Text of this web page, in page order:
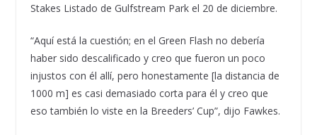
Stakes Listado de Gulfstream Park el 20 de diciembre.
“Aquí está la cuestión; en el Green Flash no debería
haber sido descalificado y creo que fueron un poco
injustos con él allí, pero honestamente [la distancia de
1000 m] es casi demasiado corta para él y creo que
eso también lo viste en la Breeders’ Cup”, dijo Fawkes.